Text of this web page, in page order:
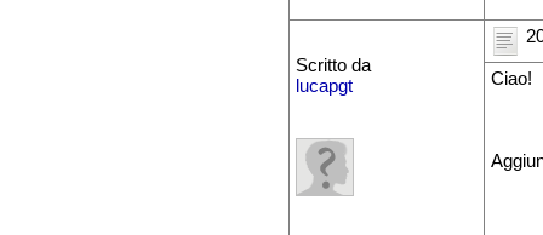
Scritto da
lucapgt
Ciao!